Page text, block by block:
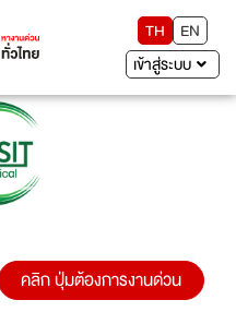
TH
EN
เข้าสู่ระบบ
คลิก ปุ่มต้องการงานด่วน